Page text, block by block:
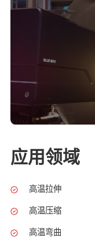
应用领域
高温拉伸
高温压缩
高温弯曲